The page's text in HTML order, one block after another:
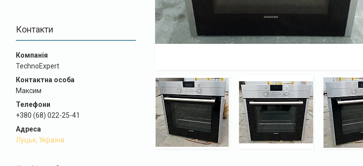
Контакти
TechnoExpert
Максим
+380 (68) 022-25-41
Луцьк, Україна